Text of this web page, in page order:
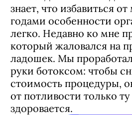
знает, что избавиться
годами особенности
легко. Недавно ко мне
который жаловался на
ладошек. Мы
руки ботоксом: чтобы
стоимость процедуры,
от потливости только
здоровается.